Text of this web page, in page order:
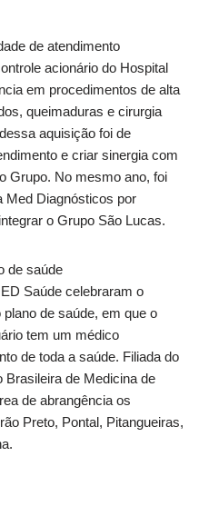
de atendimento
acionário do Hospital
em procedimentos de alta
queimaduras e cirurgia
aquisição foi de
e criar sinergia com
Grupo. No mesmo ano, foi
Med Diagnósticos por
o Grupo São Lucas.
de saúde
Saúde celebraram o
de saúde, em que o
tem um médico
de toda a saúde. Filiada do
de Medicina de
de abrangência os
Preto, Pontal, Pitangueiras,